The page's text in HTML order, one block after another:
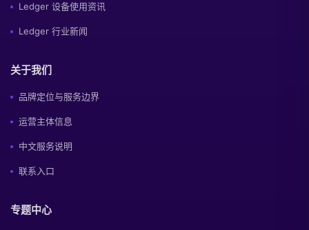
Ledger 设备使用资讯
Ledger 行业新闻
关于我们
品牌定位与服务边界
运营主体信息
中文服务说明
联系入口
专题中心